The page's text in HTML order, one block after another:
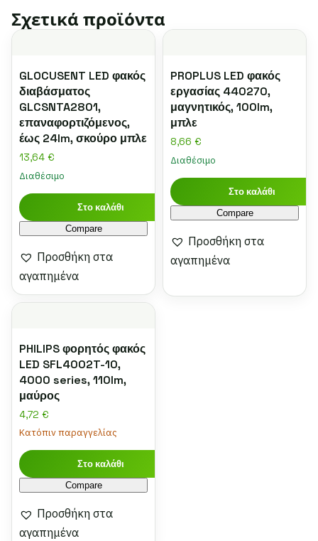
Σχετικά προϊόντα
GLOCUSENT LED φακός
διαβάσματος
GLCSNTA2801,
επαναφορτιζόμενος,
έως 24lm, σκούρο μπλε
13,64 €
Διαθέσιμο
Στο καλάθι
Compare
Προσθήκη στα
αγαπημένα
PROPLUS LED φακός
εργασίας 440270,
μαγνητικός, 100lm,
μπλε
8,66 €
Διαθέσιμο
Στο καλάθι
Compare
Προσθήκη στα
αγαπημένα
PHILIPS φορητός φακός
LED SFL4002T-10,
4000 series, 110lm,
μαύρος
4,72 €
Κατόπιν παραγγελίας
Στο καλάθι
Compare
Προσθήκη στα
αγαπημένα